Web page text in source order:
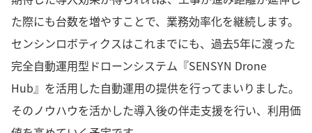
た際にも台数を増やすことで、業務効率化を継続します。
センシンロボティクスはこれまでにも、過去5年に渡った
完全自動運用型ドローンシステム『SENSYN Drone
Hub』を活用した自動運用の提供を行ってまいりました。
そのノウハウを活かした導入後の伴走支援を行い、利用価